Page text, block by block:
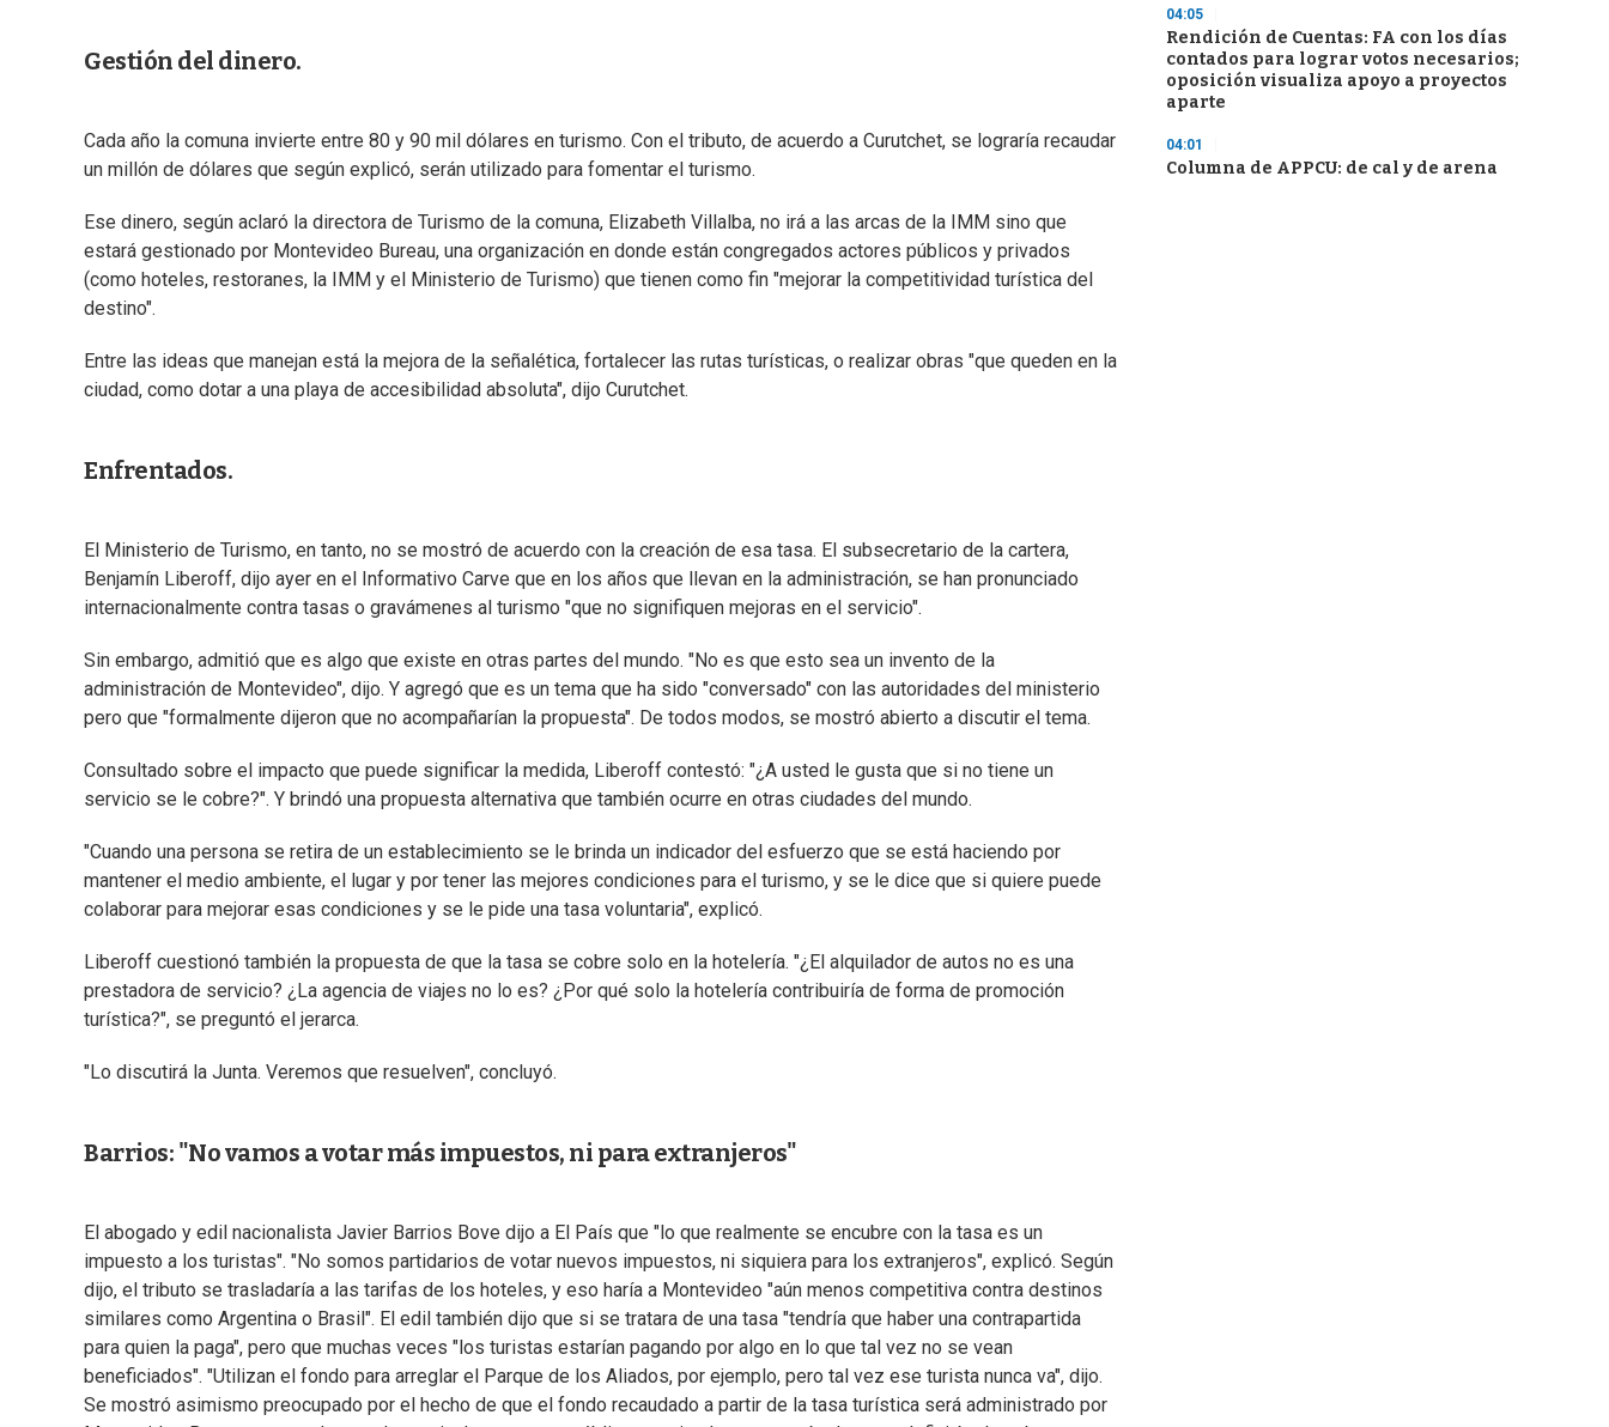
Gestión del dinero.
Cada año la comuna invierte entre 80 y 90 mil dólares en turismo. Con el tributo, de acuerdo a Curutchet, se lograría recaudar
un millón de dólares que según explicó, serán utilizado para fomentar el turismo.
Ese dinero, según aclaró la directora de Turismo de la comuna, Elizabeth Villalba, no irá a las arcas de la IMM sino que
estará gestionado por Montevideo Bureau, una organización en donde están congregados actores públicos y privados
(como hoteles, restoranes, la IMM y el Ministerio de Turismo) que tienen como fin "mejorar la competitividad turística del
destino".
Entre las ideas que manejan está la mejora de la señalética, fortalecer las rutas turísticas, o realizar obras "que queden en la
ciudad, como dotar a una playa de accesibilidad absoluta", dijo Curutchet.
Enfrentados.
El Ministerio de Turismo, en tanto, no se mostró de acuerdo con la creación de esa tasa. El subsecretario de la cartera,
Benjamín Liberoff, dijo ayer en el Informativo Carve que en los años que llevan en la administración, se han pronunciado
internacionalmente contra tasas o gravámenes al turismo "que no signifiquen mejoras en el servicio".
Sin embargo, admitió que es algo que existe en otras partes del mundo. "No es que esto sea un invento de la
administración de Montevideo", dijo. Y agregó que es un tema que ha sido "conversado" con las autoridades del ministerio
pero que "formalmente dijeron que no acompañarían la propuesta". De todos modos, se mostró abierto a discutir el tema.
Consultado sobre el impacto que puede significar la medida, Liberoff contestó: "¿A usted le gusta que si no tiene un
servicio se le cobre?". Y brindó una propuesta alternativa que también ocurre en otras ciudades del mundo.
"Cuando una persona se retira de un establecimiento se le brinda un indicador del esfuerzo que se está haciendo por
mantener el medio ambiente, el lugar y por tener las mejores condiciones para el turismo, y se le dice que si quiere puede
colaborar para mejorar esas condiciones y se le pide una tasa voluntaria", explicó.
Liberoff cuestionó también la propuesta de que la tasa se cobre solo en la hotelería. "¿El alquilador de autos no es una
prestadora de servicio? ¿La agencia de viajes no lo es? ¿Por qué solo la hotelería contribuiría de forma de promoción
turística?", se preguntó el jerarca.
"Lo discutirá la Junta. Veremos que resuelven", concluyó.
Barrios: "No vamos a votar más impuestos, ni para extranjeros"
El abogado y edil nacionalista Javier Barrios Bove dijo a El País que "lo que realmente se encubre con la tasa es un
impuesto a los turistas". "No somos partidarios de votar nuevos impuestos, ni siquiera para los extranjeros", explicó. Según
dijo, el tributo se trasladaría a las tarifas de los hoteles, y eso haría a Montevideo "aún menos competitiva contra destinos
similares como Argentina o Brasil". El edil también dijo que si se tratara de una tasa "tendría que haber una contrapartida
para quien la paga", pero que muchas veces "los turistas estarían pagando por algo en lo que tal vez no se vean
beneficiados". "Utilizan el fondo para arreglar el Parque de los Aliados, por ejemplo, pero tal vez ese turista nunca va", dijo.
Se mostró asimismo preocupado por el hecho de que el fondo recaudado a partir de la tasa turística será administrado por
04:05
Rendición de Cuentas: FA con los días
contados para lograr votos necesarios;
oposición visualiza apoyo a proyectos
aparte
04:01
Columna de APPCU: de cal y de arena